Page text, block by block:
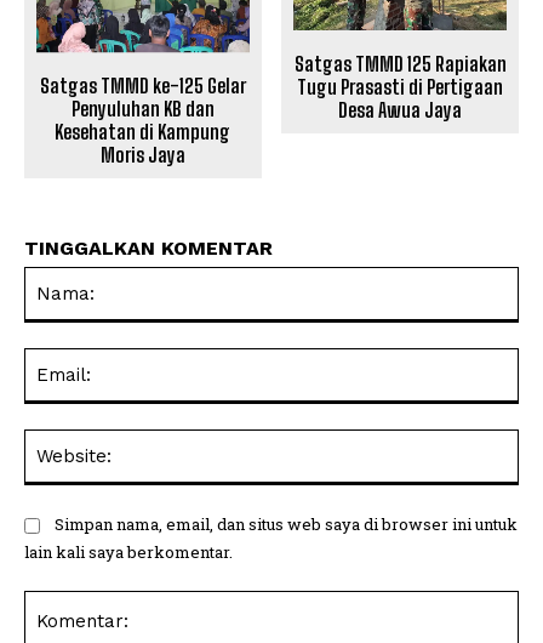
Satgas TMMD ke-125 Gelar
Penyuluhan KB dan
Kesehatan di Kampung
Moris Jaya
Satgas TMMD 125 Rapiakan
Tugu Prasasti di Pertigaan
Desa Awua Jaya
TINGGALKAN KOMENTAR
Simpan nama, email, dan situs web saya di browser ini untuk
lain kali saya berkomentar.